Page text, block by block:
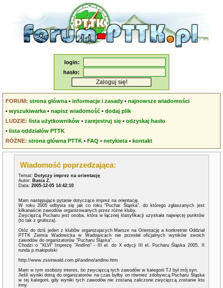
login:
hasło:
FORUM: strona główna •informacje i zasady •najnowsze wiadomości
•wyszukiwarka •napisz wiadomość •dodaj plik
LUDZIE: lista użytkowników •zarejestruj się •odzyskaj hasło
•lista oddziałów PTTK
RÓŻNE: strona główna PTTK •FAQ •netykieta •kontakt
Wiadomość poprzedzająca:
Temat: Dotyczy imprez na orientację
Autor: Basia Z.
Data:2005-12-05 14:42:10
Mam następujące pytanie dotyczące imprez na orientację.
W roku 2005 odbywa się jak co roku "Puchar Śląska", do którego zgłaszanych jest
kilkanaście zawodów organizowanych przez różne kluby.
Zwycięzcą Pucharu jest osoba, która w łącznej klasyfikacji uzyskała najwięcej punktów
(to tak z grubsza).
Otóz do dziś jeden z klubów organizujacych Marsze na Orientację a konkretnie Oddział
PTTK Ziemia Wadowicka w Wadowicach nie przesłał oficjalnych wyników swoich
zawodów do organizatorów "Pucharu Śląska".
Chodzi o "XLVI" Imprezę "AndIno" - III el. do X edycji III el. Pucharu Śląska 2005, II
runda p.małopolski
http://www.zssinwald.com.pl/andino/andino.htm
Mam w tym osobisty interes, bo zwycięzcą tych zawodów w kategorii TJ był mój syn.
Jeśli wyniki dotrą do organizatorów na czas byłby on równiez zdobywcą Pucharu Śląska
w tej kategorii, gdy wyniki tych zawodów nie zostaną zaliczone zwycięzcą zostanie kto
inny.